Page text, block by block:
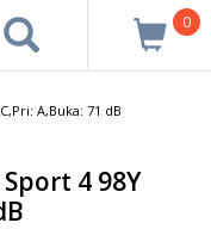
0
A,Buka: 71 dB
4 98Y